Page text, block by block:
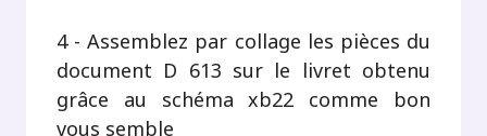
4 - Assemblez par collage les pièces du
document D 613 sur le livret obtenu
grâce au schéma xb22 comme bon
vous semble